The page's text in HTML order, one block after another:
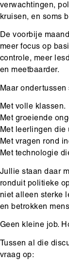
verwachtingen,
kruisen, en soms
De voorbije
meer focus op
controle, meer
en meetbaarder.
Maar
Met volle klassen.
Met groeiende
Met leerlingen die
Met vragen rond
Met technologie
Jullie staan daar
ronduit politieke
niet alleen sterke
en betrokken
Geen kleine job.
Tussen al die
vraag op: